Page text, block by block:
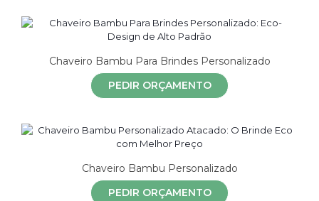
Chaveiro Bambu Para Brindes Personalizado
PEDIR ORÇAMENTO
Chaveiro Bambu Personalizado
PEDIR ORÇAMENTO